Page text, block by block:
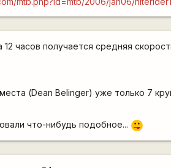
12 часов получается средняя
(Dean Belinger) уже только 7
что-нибудь подобное... :P